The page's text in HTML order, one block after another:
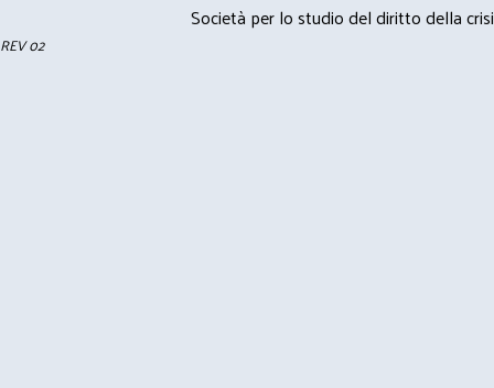
Società per lo studio del diritto della crisi
REV 02